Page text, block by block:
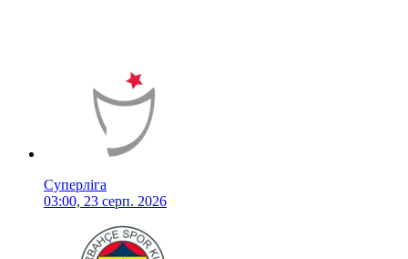
Суперліга
03:00, 23 серп. 2026